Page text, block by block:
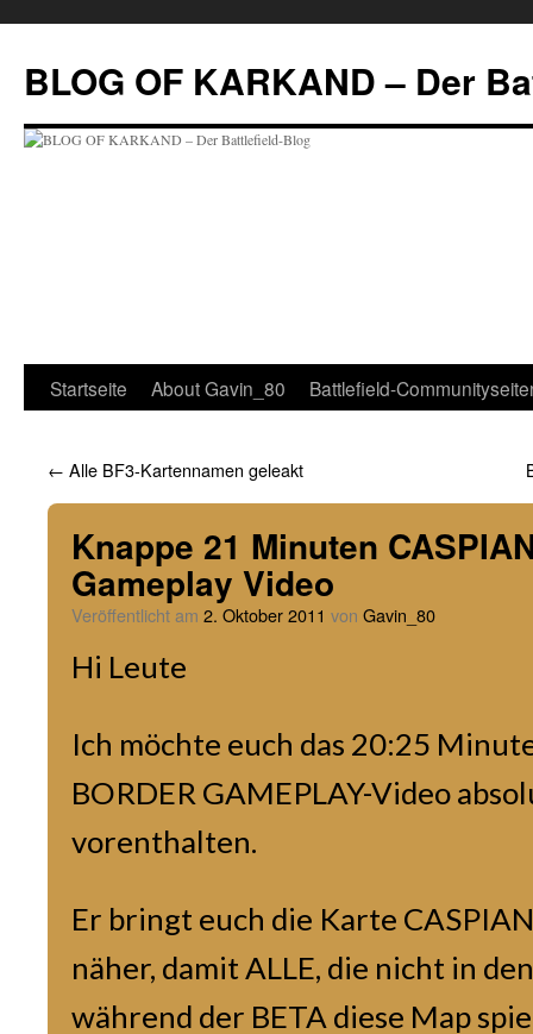
springen
BLOG OF KARKAND – Der
Startseite About Gavin_80 Battlefield-
← Alle BF3-Kartennamen geleakt
Knappe 21 Minuten
Gameplay Video
Veröffentlicht am 2. Oktober 2011 von Gavin_80
Hi Leute
Ich möchte euch das 20:25
BORDER GAMEPLAY-Video
vorenthalten.
Er bringt euch die Karte
näher, damit ALLE, die nicht in
während der BETA diese Map